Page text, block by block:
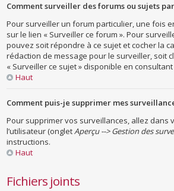
Comment surveiller des forums ou sujets
Pour surveiller un forum particulier, une fois
sur le lien « Surveiller ce forum ». Pour
pouvez soit répondre à ce sujet et cocher la
rédaction de message pour le surveiller, soit
« Surveiller ce sujet » disponible en
Haut
Comment puis-je supprimer mes
Pour supprimer vos surveillances, allez dans
l’utilisateur (ongletAperçu --> Gestion des
instructions.
Haut
Fichiers joints